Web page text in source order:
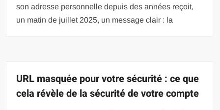
son adresse personnelle depuis des années reçoit,
un matin de juillet 2025, un message clair : la
URL masquée pour votre sécurité : ce que
cela révèle de la sécurité de votre compte